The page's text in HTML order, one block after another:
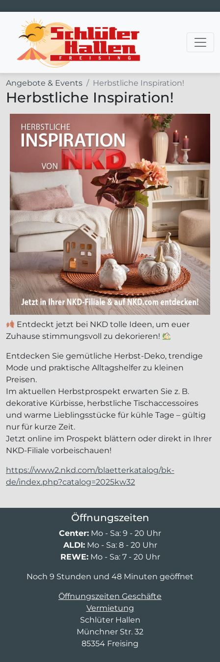
Hauptnavigation
Angebote & Events Herbstliche Inspiration!
Herbstliche Inspiration!
Entdeckt jetzt bei NKD tolle Ideen, um euer
Zuhause stimmungsvoll zu dekorieren!
Entdecken Sie gemütliche Herbst-Deko, trendige
Mode und praktische Alltagshelfer zu kleinen
Preisen.
Im aktuellen Herbstprospekt erwarten Sie z. B.
dekorative Kürbisse, herbstliche Tischaccessoires
und warme Lieblingsstücke für kühle Tage – gültig
nur für kurze Zeit.
Jetzt online im Prospekt blättern oder direkt in Ihrer
NKD-Filiale vorbeischauen!
https://www2.nkd.com/blaetterkatalog/bk-
de/index.php?catalog=2025kw32
Öffnungszeiten
Center: Mo - Sa: 9 - 20 Uhr
ALDI:Mo - Sa: 8 - 20 Uhr
REWE:Mo - Sa: 7 - 20 Uhr
Noch 9 Stunden und 48 Minuten geöffnet
Öffnungszeiten Geschäfte
Vermietung
Schlüter Hallen
Münchner Str. 32
85354 Freising